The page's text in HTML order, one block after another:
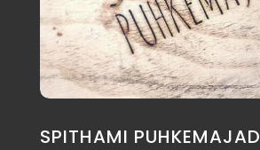
SPITHAMI PUHKEMAJAD